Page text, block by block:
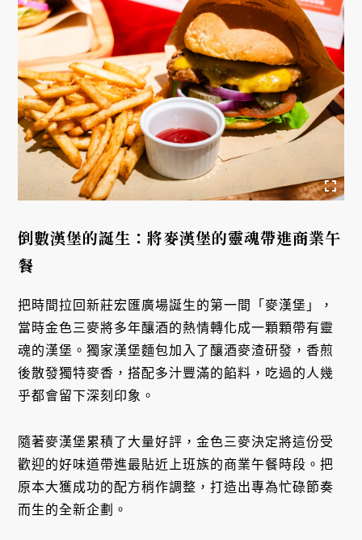
倒數漢堡的誕生：將麥漢堡的靈魂帶進商業午
餐
把時間拉回新莊宏匯廣場誕生的第一間「麥漢堡」，
當時金色三麥將多年釀酒的熱情轉化成一顆顆帶有靈
魂的漢堡。獨家漢堡麵包加入了釀酒麥渣研發，香煎
後散發獨特麥香，搭配多汁豐滿的餡料，吃過的人幾
乎都會留下深刻印象。
隨著麥漢堡累積了大量好評，金色三麥決定將這份受
歡迎的好味道帶進最貼近上班族的商業午餐時段。把
原本大獲成功的配方稍作調整，打造出專為忙碌節奏
而生的全新企劃。